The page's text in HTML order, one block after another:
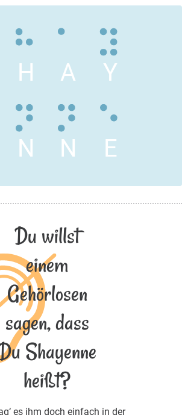
H A Y
N N E
Du willst
einem
Gehörlosen
sagen, dass
Shayenne
heißt?
es ihm doch einfach in der